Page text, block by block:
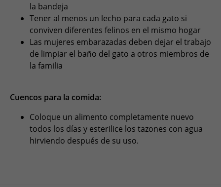
la bandeja
Tener al menos un lecho para cada gato si
conviven diferentes felinos en el mismo hogar
Las mujeres embarazadas deben dejar el trabajo
de limpiar el baño del gato a otros miembros de
la familia
Cuencos para la comida:
Coloque un alimento completamente nuevo
todos los días y esterilice los tazones con agua
hirviendo después de su uso.